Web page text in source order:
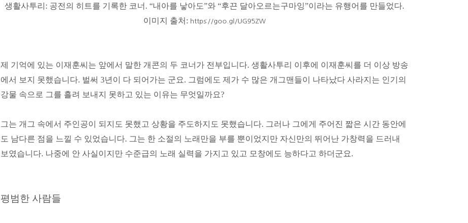
생활사투리 : 공전의 히트를 기록한 코너 . “내아를 낳아도”와 “후끈 달아오르는구마잉”이라는 유행어를 만들었다.
이미지 출처 : https://goo.gl/UG95ZW
제 기억에 있는 이재훈씨는 앞에서 말한 개콘의 두 코너가 전부입니다. 생활사투리 이후에 이재훈씨를 더 이상 방송
에서 보지 못했습니다. 벌써 3년이 다 되어가는 군요. 그럼에도 제가 수 많은 개그맨들이 나타났다 사라지는 인기의
강물 속으로 그를 흘려 보내지 못하고 있는 이유는 무엇일까요?
그는 개그 속에서 주인공이 되지도 못했고 상황을 주도하지도 못했습니다. 그러나 그에게 주어진 짧은 시간 동안에
도 남다른 점을 느낄 수 있었습니다. 그는 한 소절의 노래만을 부를 뿐이었지만 자신만의 뛰어난 가창력을 드러내
보였습니다. 나중에 안 사실이지만 수준급의 노래 실력을 가지고 있고 모창에도 능하다고 하더군요.
평범한 사람들